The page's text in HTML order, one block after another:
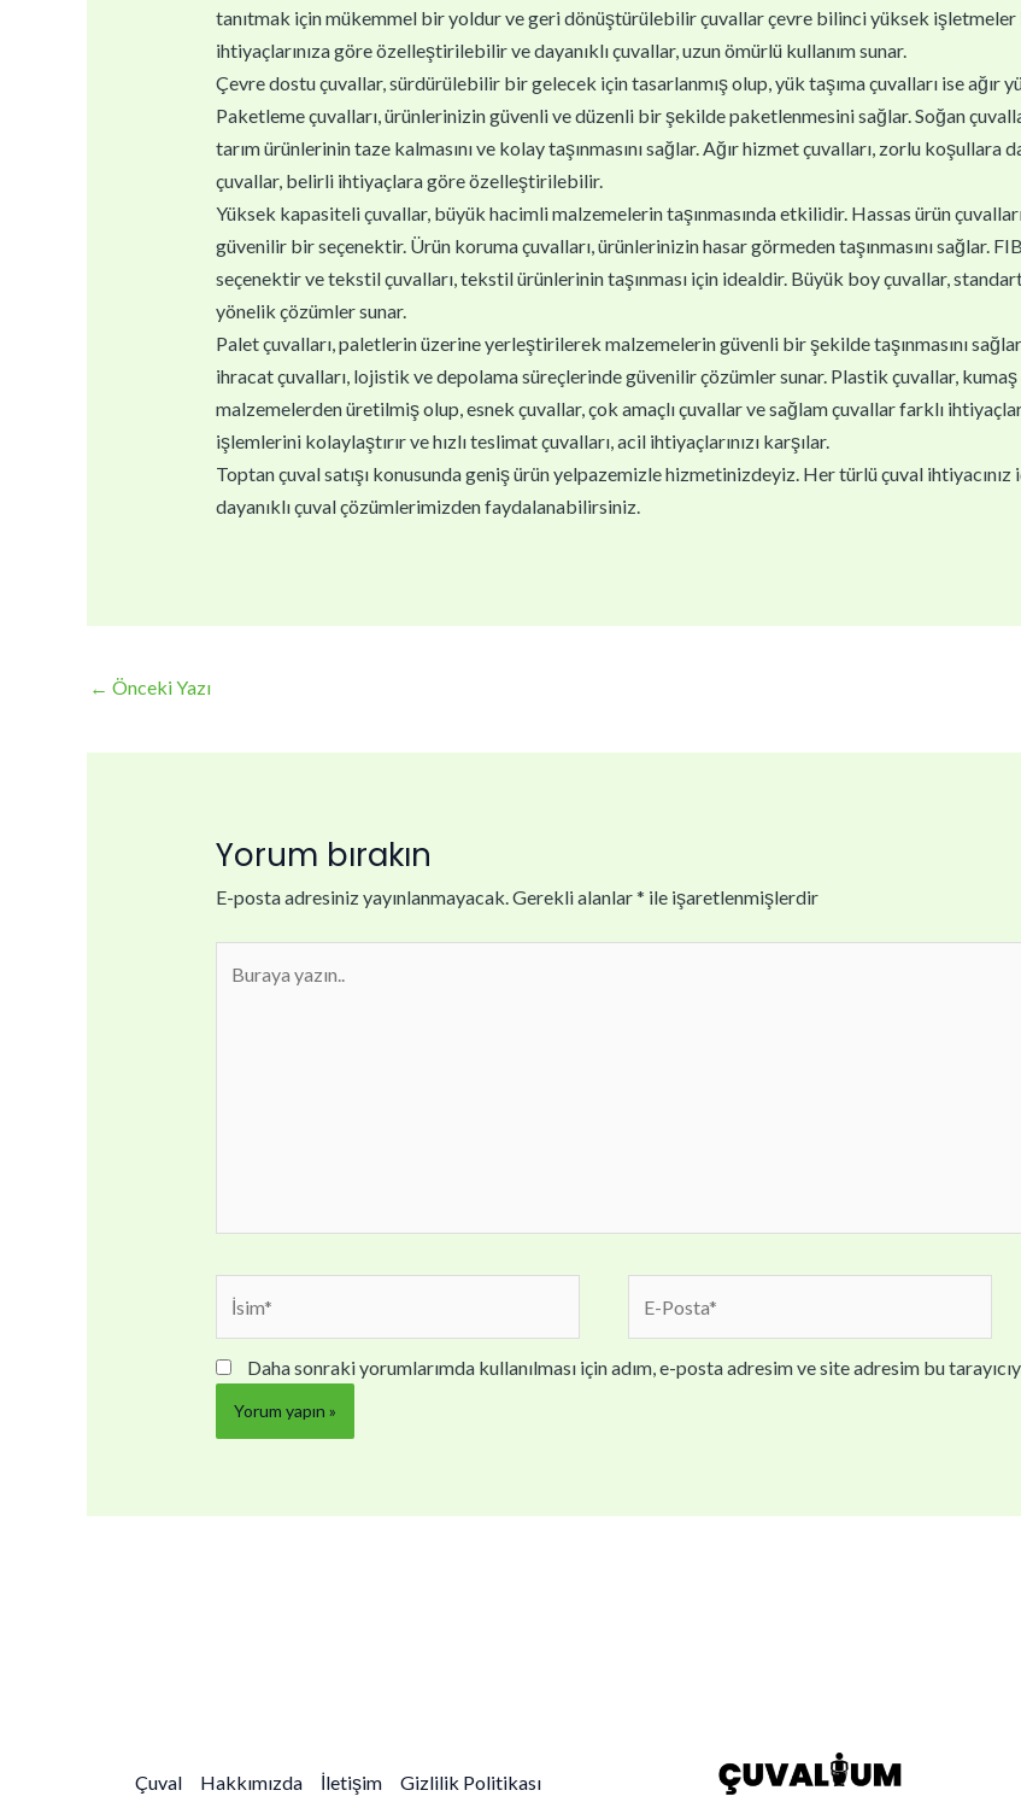
tanıtmak için mükemmel bir yoldur ve geri dönüştürülebilir çuvallar çevre bilinci yüksek işletmeler
ihtiyaçlarınıza göre özelleştirilebilir ve dayanıklı çuvallar, uzun ömürlü kullanım sunar.
Çevre dostu çuvallar, sürdürülebilir bir gelecek için tasarlanmış olup, yük taşıma çuvalları ise ağır
Paketleme çuvalları, ürünlerinizin güvenli ve düzenli bir şekilde paketlenmesini sağlar. Soğan
tarım ürünlerinin taze kalmasını ve kolay taşınmasını sağlar. Ağır hizmet çuvalları, zorlu
çuvallar, belirli ihtiyaçlara göre özelleştirilebilir.
Yüksek kapasiteli çuvallar, büyük hacimli malzemelerin taşınmasında etkilidir. Hassas ürün
güvenilir bir seçenektir. Ürün koruma çuvalları, ürünlerinizin hasar görmeden taşınmasını sağlar.
seçenektir ve tekstil çuvalları, tekstil ürünlerinin taşınması için idealdir. Büyük boy çuvallar,
yönelik çözümler sunar.
Palet çuvalları, paletlerin üzerine yerleştirilerek malzemelerin güvenli bir şekilde taşınmasını
ihracat çuvalları, lojistik ve depolama süreçlerinde güvenilir çözümler sunar. Plastik çuvallar,
malzemelerden üretilmiş olup, esnek çuvallar, çok amaçlı çuvallar ve sağlam çuvallar farklı
işlemlerini kolaylaştırır ve hızlı teslimat çuvalları, acil ihtiyaçlarınızı karşılar.
Toptan çuval satışı konusunda geniş ürün yelpazemizle hizmetinizdeyiz. Her türlü çuval
dayanıklı çuval çözümlerimizden faydalanabilirsiniz.
← Önceki Yazı
Yorum bırakın
E-posta adresiniz yayınlanmayacak.Gerekli alanlar* ile işaretlenmişlerdir
Daha sonraki yorumlarımda kullanılması için adım, e-posta adresim ve site adresim bu
Çuval Hakkımızda İletişim Gizlilik Politikası